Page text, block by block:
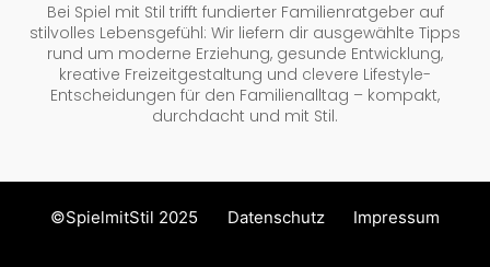
Bei Spiel mit Stil trifft fundierter Familienratgeber auf
stilvolles Lebensgefühl: Wir liefern dir ausgewählte Tipps
rund um moderne Erziehung, gesunde Entwicklung,
kreative Freizeitgestaltung und clevere Lifestyle-
Entscheidungen für den Familienalltag – kompakt,
durchdacht und mit Stil.
©SpielmitStil 2025 Datenschutz Impressum